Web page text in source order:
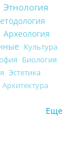
Этнология
Археология
Культура
Биология
Эстетика
Архитектура
Еще